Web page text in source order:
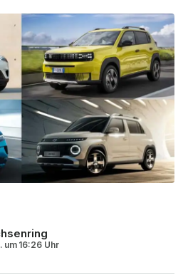
um 16:26 Uhr